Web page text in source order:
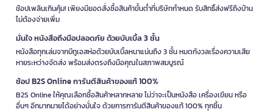
ช้อปเพลินเกินคุ้ม! เพียงมียอดสั่งซื้อสินค้าขั้นต่ำที่บริษัทกำหนด รับสิทธิ์ส่งฟรีถึงบ้าน
ไม่ต้องจ่ายเพิ่ม
มั่นใจ หนังสือถึงมือปลอดภัย ด้วยบับเบิ้ล 3 ชั้น
หนังสือทุกเล่มจากบีทูเอสห่อด้วยบับเบิ้ลหนาแน่นถึง 3 ชั้น หมดกังวลเรื่องความเสีย
หายระหว่างจัดส่ง พร้อมส่งตรงถึงมือคุณในสภาพสมบูรณ์
ช้อป B2S Online การันตีสินค้าของแท้ 100%
B2S Online ให้คุณเลือกซื้อสินค้าหลากหลาย ไม่ว่าจะเป็นหนังสือ เครื่องเขียน หรือ
อื่นๆ อีกมากมายได้อย่างมั่นใจ ด้วยการการันตีสินค้าของแท้ 100% ทุกชิ้น